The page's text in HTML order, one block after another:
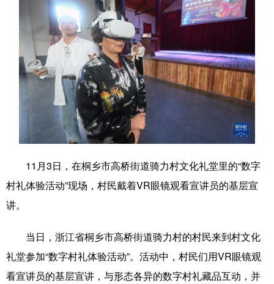
书画 健康 军事
访谈 视频
法律 中央文件 金融 汽车
人居 信息化 数字经济
乡村振兴 溯源中国
城市 旅游 能源 会展
彩票 娱乐 时尚 悦读
公益 一带一路 亚太网 上市公司
地方频道
11月3日，在桐乡市高桥街道骑力村文化礼堂里的“数字
村礼体验活动”现场，村民戴着VR眼镜观看宣讲员的基层宣
讲。
当日，浙江省桐乡市高桥街道骑力村的村民来到村文化
礼堂参加“数字村礼体验活动”。活动中，村民们用VR眼镜观
看宣讲员的基层宣讲，与形态各异的数字村礼藏品互动，并